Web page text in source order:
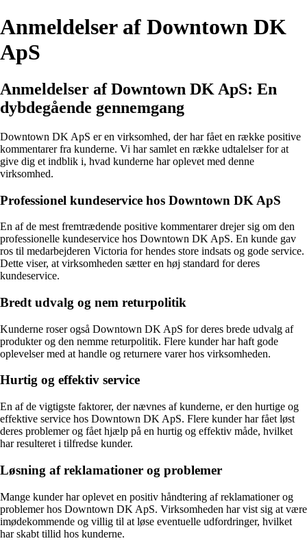
Anmeldelser af Downtown DK
ApS
Anmeldelser af Downtown DK ApS: En
dybdegående gennemgang
Downtown DK ApS er en virksomhed, der har fået en række positive
kommentarer fra kunderne. Vi har samlet en række udtalelser for at
give dig et indblik i, hvad kunderne har oplevet med denne
virksomhed.
Professionel kundeservice hos Downtown DK ApS
En af de mest fremtrædende positive kommentarer drejer sig om den
professionelle kundeservice hos Downtown DK ApS. En kunde gav
ros til medarbejderen Victoria for hendes store indsats og gode service.
Dette viser, at virksomheden sætter en høj standard for deres
kundeservice.
Bredt udvalg og nem returpolitik
Kunderne roser også Downtown DK ApS for deres brede udvalg af
produkter og den nemme returpolitik. Flere kunder har haft gode
oplevelser med at handle og returnere varer hos virksomheden.
Hurtig og effektiv service
En af de vigtigste faktorer, der nævnes af kunderne, er den hurtige og
effektive service hos Downtown DK ApS. Flere kunder har fået løst
deres problemer og fået hjælp på en hurtig og effektiv måde, hvilket
har resulteret i tilfredse kunder.
Løsning af reklamationer og problemer
Mange kunder har oplevet en positiv håndtering af reklamationer og
problemer hos Downtown DK ApS. Virksomheden har vist sig at være
imødekommende og villig til at løse eventuelle udfordringer, hvilket
har skabt tillid hos kunderne.